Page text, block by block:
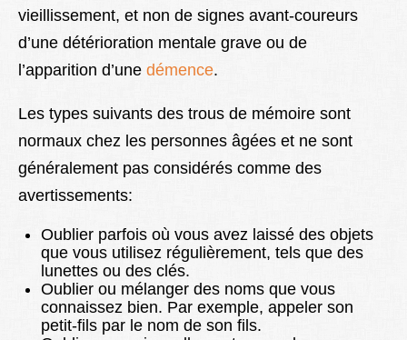
vieillissement, et non de signes avant-coureurs
d’une détérioration mentale grave ou de
l’apparition d’une démence.
Les types suivants des trous de mémoire sont
normaux chez les personnes âgées et ne sont
généralement pas considérés comme des
avertissements:
Oublier parfois où vous avez laissé des objets
que vous utilisez régulièrement, tels que des
lunettes ou des clés.
Oublier ou mélanger des noms que vous
connaissez bien. Par exemple, appeler son
petit-fils par le nom de son fils.